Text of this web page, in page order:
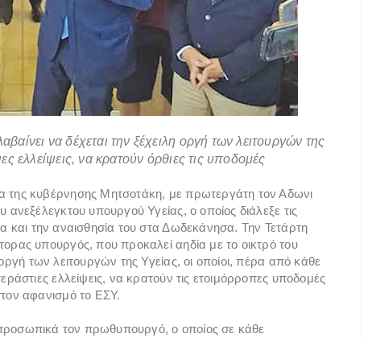
να δέχεται την ξέχειλη οργή των λειτουργών της
ελλείψεις, να κρατούν όρθιες τις υποδομές
της κυβέρνησης Μητσοτάκη, με πρωτεργάτη τον Αδωνι
υπουργού Υγείας, ο οποίος διάλεξε τις
και την αναισθησία του στα Δωδεκάνησα. Την Τετάρτη
υπουργός, που προκαλεί αηδία με το οικτρό του
των λειτουργών της Υγείας, οι οποίοι, πέρα από κάθε
ελλείψεις, να κρατούν τις ετοιμόρροπες υποδομές
αφανισμό το ΕΣΥ.
τον πρωθυπουργό, ο οποίος σε κάθε